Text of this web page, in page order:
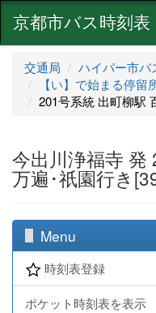
京都市バス時刻表
交通局 ハイパー市バ
【い】で始まる停留
201号系統 出町柳駅
今出川浄福寺 発
万遍･祇園行き
Menu
時刻表登録
ポケット時刻表を表示